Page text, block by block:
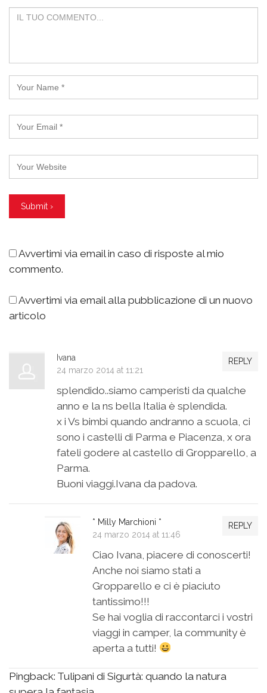
Avvertimi via email in caso di risposte al mio
commento.
Avvertimi via email alla pubblicazione di un nuovo
articolo
REPLY
Ivana
24 marzo 2014 at 11:21
splendido..siamo camperisti da qualche
anno e la ns bella Italia è splendida.
x i Vs bimbi quando andranno a scuola, ci
sono i castelli di Parma e Piacenza, x ora
fateli godere al castello di Gropparello, a
Parma.
Buoni viaggi.Ivana da padova.
REPLY
* Milly Marchioni *
24 marzo 2014 at 11:46
Ciao Ivana, piacere di conoscerti!
Anche noi siamo stati a
Gropparello e ci è piaciuto
tantissimo!!!
Se hai voglia di raccontarci i vostri
viaggi in camper, la community è
aperta a tutti!
Pingback: Tulipani di Sigurtà: quando la natura